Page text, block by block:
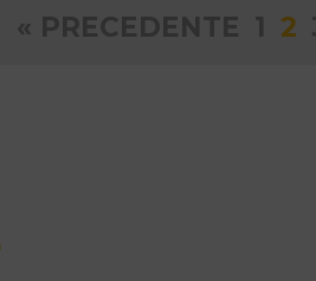
Paginazione
« PRECEDENTE 1 2